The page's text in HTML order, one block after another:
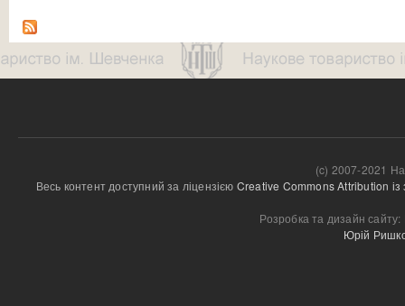
(c) 2007-2021
Весь контент доступний за ліцензією Creative Commons Attribution
Розробка та дизайн сайту:
Юрій